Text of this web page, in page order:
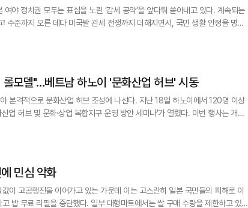
야 정치권 모두는 표심을 노린 ‘감세 공약’을 앞다퉈 쏟아내고 있다. 계속되는
수준까지 오른 데다 미국발 관세 전쟁까지 더해지면서, 국민 생활 안정을 명분
수동이 롤모델"…베트남 하노이 '문화산업 허브' 시동
산업 허브 조성에 나선다. 지난 18일 하노이에서 120명 이상
업 허브 및 문화·상업 복합지구 운영 방안 세미나’가 열렸다. 이번 행사는 개정
으로, 하노이의 문화산업 육성 청사진에 본격적인 시동을 걸었다는 평가이다.
진에 민심 악화
이 고공행진을 이어가고 있는 가운데 이는 고스란히 일본 국민들의 피해로 이
밥 무료 리필을 중단했다. 일부 대형마트에서는 쌀 구매 수량을 제한하고 있으